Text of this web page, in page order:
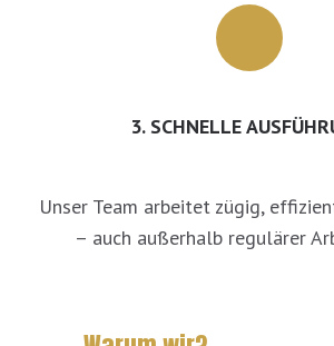
3. SCHNELLE
Unser Team arbeitet zügig,
– auch außerhalb regulärer